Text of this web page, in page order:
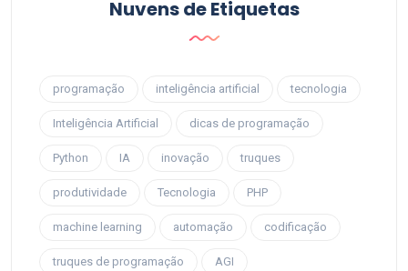
Nuvens de Etiquetas
programação inteligência artificial tecnologia
Inteligência Artificial dicas de programação
Python IA inovação truques
produtividade Tecnologia PHP
machine learning automação codificação
truques de programação AGI